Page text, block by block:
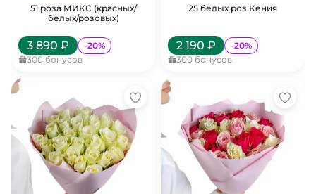
51 роза МИКС (красных/
белых/розовых)
3 890 ₽ -20%
300 бонусов
25 белых роз Кения
2 190 ₽ -20%
300 бонусов